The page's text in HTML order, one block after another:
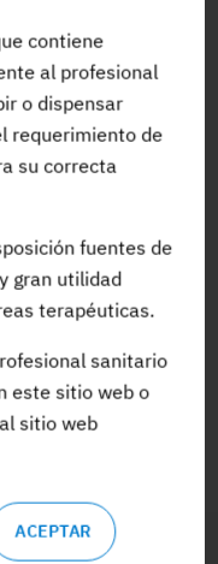
contiene
al profesional
o dispensar
requerimiento de
su correcta
fuentes de
gran utilidad
terapéuticas.
sanitario
este sitio web o
sitio web
ACEPTAR
la OP: Qué